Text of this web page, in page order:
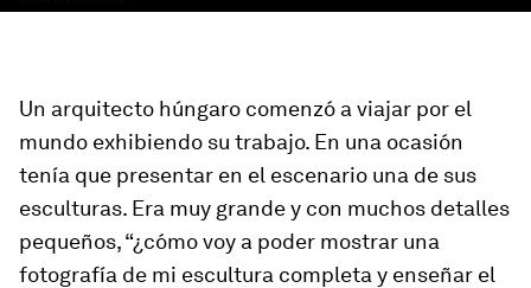
Un arquitecto húngaro comenzó a viajar por el
mundo exhibiendo su trabajo. En una ocasión
tenía que presentar en el escenario una de sus
esculturas. Era muy grande y con muchos detalles
pequeños, “¿cómo voy a poder mostrar una
fotografía de mi escultura completa y enseñar el